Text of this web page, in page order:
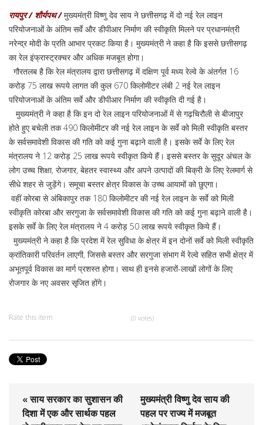
रायपुर / शौर्यपथ /मुख्यमंत्री विष्णु देव साय ने छत्तीसगढ़ में दो नई रेल लाइन
परियोजनाओं के अंतिम सर्वे और डीपीआर निर्माण की स्वीकृति मिलने पर प्रधानमंत्री
नरेन्द्र मोदी के प्रति आभार प्रकट किया है। मुख्यमंत्री ने कहा है कि इससे छत्तीसगढ़
का रेल इंफ्रास्ट्रक्चर और अधिक मजबूत होगा।
गौरतलब है कि रेल मंत्रालय द्वारा छत्तीसगढ़ में दक्षिण पूर्व मध्य रेल्वे के अंतर्गत 16
करोड़ 75 लाख रूपये लागत की कुल 670 किलोमीटर लंबी 2 नई रेल लाइन
परियोजनाओं के अंतिम सर्वे और डीपीआर निर्माण की स्वीकृति दी गई है।
मुख्यमंत्री ने कहा है कि इन दो रेल लाइन परियोजनाओं में से गढ़चिरौली से बीजापुर
होते हुए बचेली तक 490 किलोमीटर की नई रेल लाइन के सर्वे को मिली स्वीकृति बस्तर
के सर्वसमावेशी विकास की गति को कई गुना बढ़ाने वाली है। इसके सर्वे के लिए रेल
मंत्रालय ने 12 करोड़ 25 लाख रूपये स्वीकृत किये हैं। इससे बस्तर के सुदूर अंचल के
लोग उच्च शिक्षा, रोजगार, बेहतर स्वास्थ्य और अपने उत्पादों की बिक्री के लिए रेलमार्ग से
सीधे शहर से जुड़ेंगे। समूचा बस्तर क्षेत्र विकास के उच्च आयामों को छुएगा।
वहीं कोरबा से अंबिकापुर तक 180 किलोमीटर की नई रेल लाइन के सर्वे को मिली
स्वीकृति कोरबा और सरगुजा के सर्वसमावेशी विकास की गति को कई गुना बढ़ाने वाली है।
इसके सर्वे के लिए रेल मंत्रालय ने 4 करोड़ 50 लाख रूपये स्वीकृत किये हैं।
मुख्यमंत्री ने कहा है कि प्रदेश में रेल सुविधा के क्षेत्र में इन दोनों सर्वे को मिली स्वीकृति
क्रांतिकारी परिवर्तन लाएगी, जिससे बस्तर और सरगुजा संभाग में रेल्वे सहित सभी क्षेत्र में
अभूतपूर्व विकास का मार्ग प्रशस्त होगा। साथ ही इनसे हजारों-लाखों लोगों के लिए
रोजगार के नए अवसर सृजित होंगे।
Rate this item (0 votes)
« साय सरकार का सुशासन की
दिशा में एक और सार्थक पहल
मुख्यमंत्री विष्णु देव साय की
पहल पर राज्य में मजबूत